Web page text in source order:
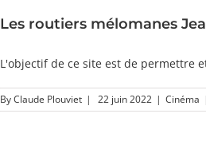
Les routiers mélomanes
L'objectif de ce site est de permettre
ByClaude Plouviet | 22 juin 2022 | Cinéma